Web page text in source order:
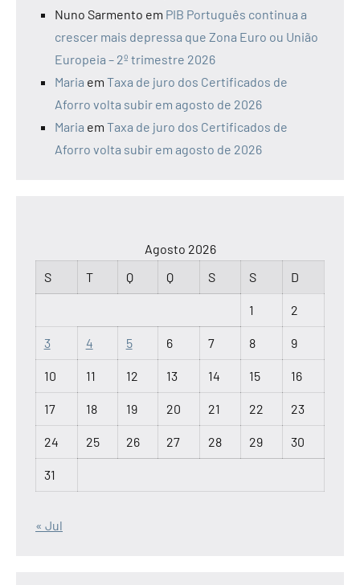
Nuno Sarmento em PIB Português continua a
crescer mais depressa que Zona Euro ou União
Europeia – 2º trimestre 2026
Maria em Taxa de juro dos Certificados de
Aforro volta subir em agosto de 2026
Maria em Taxa de juro dos Certificados de
Aforro volta subir em agosto de 2026
Agosto 2026
S
T Q Q S S D
1 2
3 4 5 6 7 8 9
10 11 12 13 14 15 16
17 18 19 20 21 22 23
24 25 26 27 28 29 30
31
« Jul